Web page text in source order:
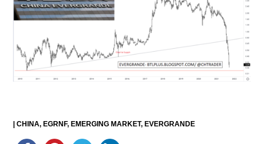
|CHINA EGRNF EMERGING MARKET EVERGRANDE